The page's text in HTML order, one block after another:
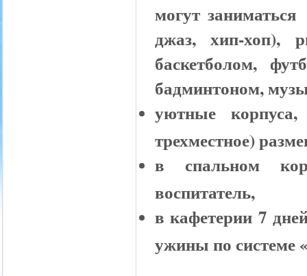
могут
джаз, хип-хоп),
баскетболом,
бадминтоном,
уютные
трехместное)
в спальном
воспитатель,
в кафетерии 7
ужины по системе